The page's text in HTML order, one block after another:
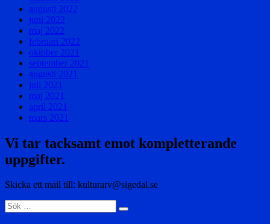
augusti 2022
juni 2022
maj 2022
februari 2022
oktober 2021
september 2021
augusti 2021
juli 2021
maj 2021
april 2021
mars 2021
Vi tar tacksamt emot kompletterande
uppgifter.
Skicka ett mail till: kulturarv@sigedal.se
Sök
efter:
Sök